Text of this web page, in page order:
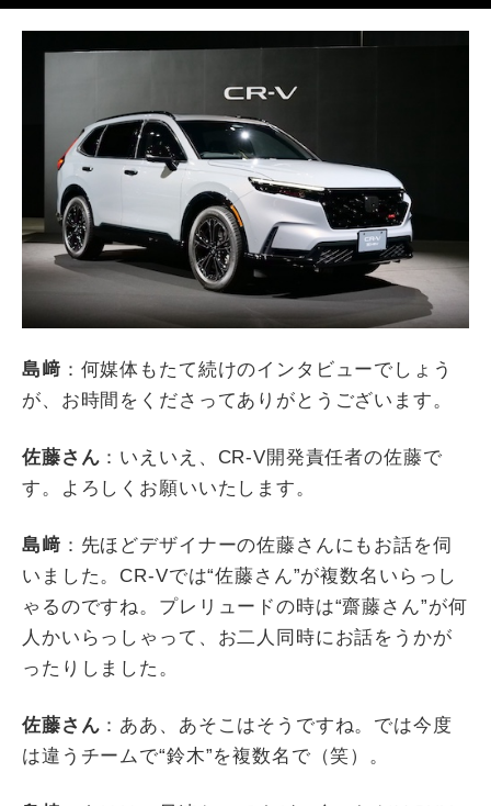
島﨑 ：何媒体もたて続けのインタビューでしょう
が、お時間をくださってありがとうございます。
佐藤さん ：いえいえ、 CR-V開発責任者の佐藤で
す。よろしくお願いいたします。
島﨑 ：先ほどデザイナーの佐藤さんにもお話を伺
いました。 CR-Vでは“佐藤さん”が複数名いらっし
ゃるのですね。プレリュードの時は“齋藤さん”が何
人かいらっしゃって、お二人同時にお話をうかが
ったりしました。
佐藤さん ：ああ、あそこはそうですね。では今度
は違うチームで“鈴木”を複数名で（笑）。